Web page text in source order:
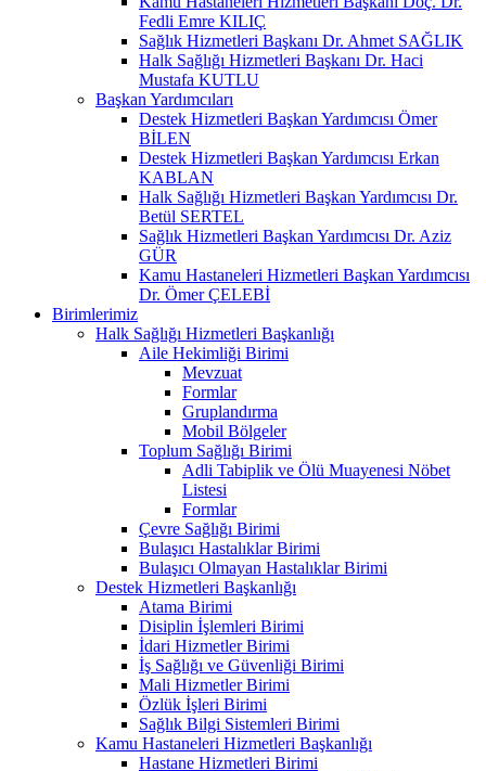
Fedli Emre KILIÇ
Sağlık Hizmetleri Başkanı Dr. Ahmet SAĞLIK
Halk Sağlığı Hizmetleri Başkanı Dr. Haci
Mustafa KUTLU
Başkan Yardımcıları
Destek Hizmetleri Başkan Yardımcısı Ömer
BİLEN
Destek Hizmetleri Başkan Yardımcısı Erkan
KABLAN
Halk Sağlığı Hizmetleri Başkan Yardımcısı Dr.
Betül SERTEL
Sağlık Hizmetleri Başkan Yardımcısı Dr. Aziz
GÜR
Kamu Hastaneleri Hizmetleri Başkan Yardımcısı
Dr. Ömer ÇELEBİ
Birimlerimiz
Halk Sağlığı Hizmetleri Başkanlığı
Aile Hekimliği Birimi
Mevzuat
Formlar
Gruplandırma
Mobil Bölgeler
Toplum Sağlığı Birimi
Adli Tabiplik ve Ölü Muayenesi Nöbet
Listesi
Formlar
Çevre Sağlığı Birimi
Bulaşıcı Hastalıklar Birimi
Bulaşıcı Olmayan Hastalıklar Birimi
Destek Hizmetleri Başkanlığı
Atama Birimi
Disiplin İşlemleri Birimi
İdari Hizmetler Birimi
İş Sağlığı ve Güvenliği Birimi
Mali Hizmetler Birimi
Özlük İşleri Birimi
Sağlık Bilgi Sistemleri Birimi
Kamu Hastaneleri Hizmetleri Başkanlığı
Hastane Hizmetleri Birimi